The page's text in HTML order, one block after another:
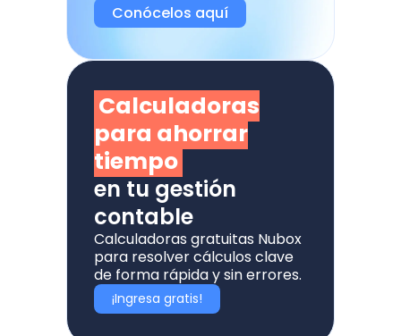
Calculadoras
para ahorrar
tiempo
en tu gestión
contable
Calculadoras gratuitas Nubox
para resolver cálculos clave
de forma rápida y sin errores.
¡Ingresa gratis!
Conócelos aquí